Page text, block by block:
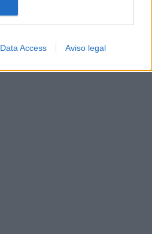
Data Access Aviso legal